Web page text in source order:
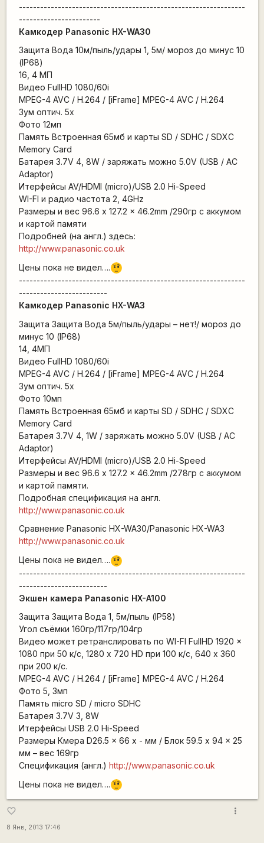
----------------------------------------------------------------
-----------------------
Камкодер Panasonic HX-WA30
Защита Вода 10м/пыль/удары 1, 5м/ мороз до минус 10
(IP68)
16, 4 МП
Видео FullHD 1080/60i
MPEG-4 AVC / H.264 / [iFrame] MPEG-4 AVC / H.264
Зум оптич. 5х
Фото 12мп
Память Встроенная 65мб и карты SD / SDHC / SDXC
Memory Card
Батарея 3.7V 4, 8W / заряжать можно 5.0V (USB / AC
Adaptor)
Итерфейсы AV/HDMI (micro)/USB 2.0 Hi-Speed
WI-FI и радио частота 2, 4GHz
Размеры и вес 96.6 x 127.2 x 46.2mm /290гр с аккумом
и картой памяти
Подробней (на англ.) здесь:
http://www.panasonic.co.uk
Цены пока не видел….???
----------------------------------------------------------------
-------------------------
Камкодер Panasonic HX-WA3
Защита Защита Вода 5м/пыль/удары – нет!/ мороз до
минус 10 (IP68)
14, 4МП
Видео FullHD 1080/60i
MPEG-4 AVC / H.264 / [iFrame] MPEG-4 AVC / H.264
Зум оптич. 5х
Фото 10мп
Память Встроенная 65мб и карты SD / SDHC / SDXC
Memory Card
Батарея 3.7V 4, 1W / заряжать можно 5.0V (USB / AC
Adaptor)
Итерфейсы AV/HDMI (micro)/USB 2.0 Hi-Speed
Размеры и вес 96.6 x 127.2 x 46.2mm /278гр с аккумом
и картой памяти.
Подробная спецификация на англ.
http://www.panasonic.co.uk
Сравнение Panasonic HX-WA30/Panasonic HX-WA3
http://www.panasonic.co.uk
Цены пока не видел….???
----------------------------------------------------------------
-------------------------
Экшен камера Panasonic HX-A100
Защита Защита Вода 1, 5м/пыль (IP58)
Угол съёмки 160гр/117гр/104гр
Видео может ретранслировать по WI-FI FullHD 1920 x
1080 при 50 к/с, 1280 x 720 HD при 100 к/с, 640 х 360
при 200 к/с.
MPEG-4 AVC / H.264 / [iFrame] MPEG-4 AVC / H.264
Фото 5, 3мп
Память micro SD / micro SDHC
Батарея 3.7V 3, 8W
Итерфейсы USB 2.0 Hi-Speed
Размеры Кмера D26.5 x 66 x - мм / Блок 59.5 x 94 x 25
мм – вес 169гр
Спецификация (англ.) http://www.panasonic.co.uk
Цены пока не видел….???
favorite_border
8 Янв, 2013 17:46
more_vert